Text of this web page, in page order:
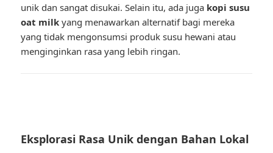
unik dan sangat disukai. Selain itu, ada juga kopi susu
oat milk yang menawarkan alternatif bagi mereka
yang tidak mengonsumsi produk susu hewani atau
menginginkan rasa yang lebih ringan.
Eksplorasi Rasa Unik dengan Bahan Lokal